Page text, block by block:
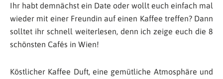
Ihr habt demnächst ein Date oder wollt euch einfach mal
wieder mit einer Freundin auf einen Kaffee treffen? Dann
solltet ihr schnell weiterlesen, denn ich zeige euch die 8
schönsten Cafés in Wien!
Köstlicher Kaffee Duft, eine gemütliche Atmosphäre und